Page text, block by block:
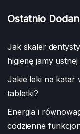
Ostatnio
Jak skaler
higienę jamy
Jakie leki na katar
tabletki?
Energia i
codzienne